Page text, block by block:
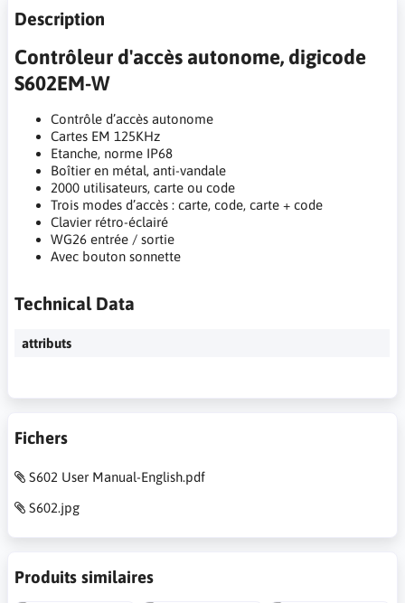
Description
Contrôleur d'accès autonome, digicode
S602EM-W
Contrôle d’accès autonome
Cartes EM 125KHz
Etanche, norme IP68
Boîtier en métal, anti-vandale
2000 utilisateurs, carte ou code
Trois modes d’accès : carte, code, carte + code
Clavier rétro-éclairé
WG26 entrée / sortie
Avec bouton sonnette
Technical Data
attributs
Fichers
S602 User Manual-English.pdf
S602.jpg
Produits similaires